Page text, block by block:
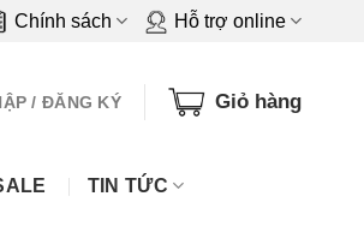
Chính sách Hỗ trợ online
/ ĐĂNG KÝ Giỏ hàng
TIN TỨC